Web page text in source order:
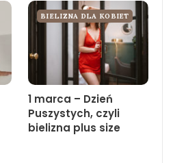
BIELIZNA DLA KOBIET
1 marca – Dzień
Puszystych, czyli
bielizna plus size